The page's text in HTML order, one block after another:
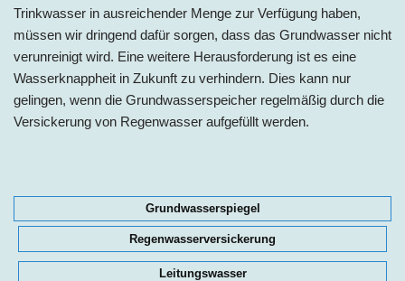
Trinkwasser in ausreichender Menge zur Verfügung haben,
müssen wir dringend dafür sorgen, dass das Grundwasser nicht
verunreinigt wird. Eine weitere Herausforderung ist es eine
Wasserknappheit in Zukunft zu verhindern. Dies kann nur
gelingen, wenn die Grundwasserspeicher regelmäßig durch die
Versickerung von Regenwasser aufgefüllt werden.
Grundwasserspiegel
Regenwasserversickerung
Leitungswasser